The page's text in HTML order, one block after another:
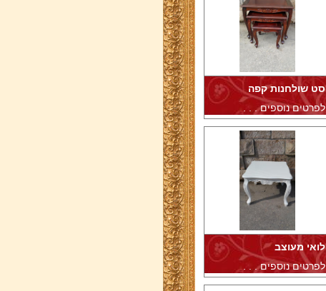
סט שולחנות קפה
לפרטים נוספים . . .
לואי מעוצב
לפרטים נוספים . . .